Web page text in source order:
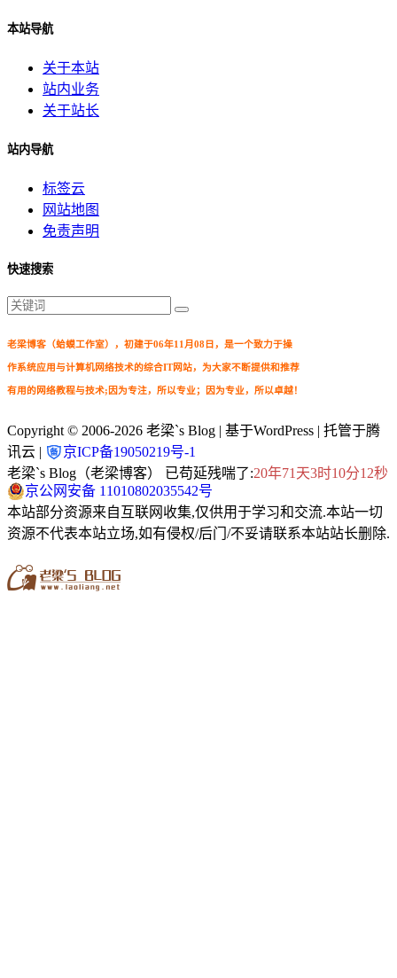
本站导航
关于本站
站内业务
关于站长
站内导航
标签云
网站地图
免责声明
快速搜索
老梁博客（蛤蟆工作室），初建于06年11月08日，是一个致力于操
作系统应用与计算机网络技术的综合IT网站，为大家不断提供和推荐
有用的网络教程与技术;因为专注，所以专业；因为专业，所以卓越！
Copyright © 2006-2026 老梁`s Blog | 基于WordPress | 托管于腾
讯云 |
京ICP备19050219号-1
老梁`s Blog（老梁博客） 已苟延残喘了:20年71天3时10分13秒
京公网安备 11010802035542号
本站部分资源来自互联网收集,仅供用于学习和交流.本站一切
资源不代表本站立场,如有侵权/后门/不妥请联系本站站长删除.